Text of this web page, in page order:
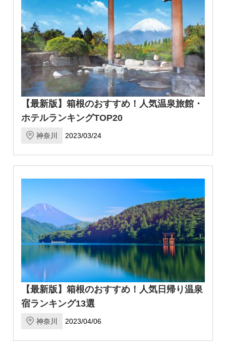
【最新版】箱根のおすすめ！人気温泉旅館・
ホテルランキングTOP20
神奈川 2023/03/24
【最新版】箱根のおすすめ！人気日帰り温泉
宿ランキング13選
神奈川 2023/04/06